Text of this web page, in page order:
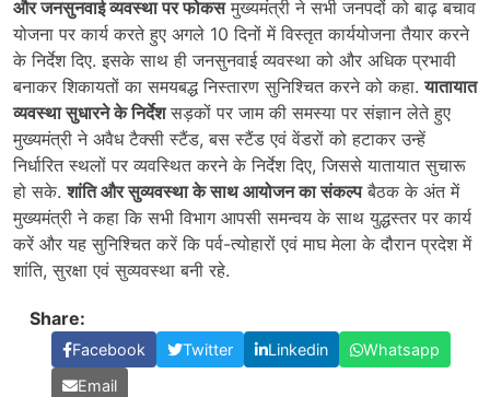
और जनसुनवाई व्यवस्था पर फोकसमुख्यमंत्री ने सभी जनपदों को बाढ़ बचाव
योजना पर कार्य करते हुए अगले 10 दिनों में विस्तृत कार्ययोजना तैयार करने
के निर्देश दिए. इसके साथ ही जनसुनवाई व्यवस्था को और अधिक प्रभावी
बनाकर शिकायतों का समयबद्ध निस्तारण सुनिश्चित करने को कहा.यातायात
व्यवस्था सुधारने के निर्देशसड़कों पर जाम की समस्या पर संज्ञान लेते हुए
मुख्यमंत्री ने अवैध टैक्सी स्टैंड, बस स्टैंड एवं वेंडरों को हटाकर उन्हें
निर्धारित स्थलों पर व्यवस्थित करने के निर्देश दिए, जिससे यातायात सुचारू
हो सके.शांति और सुव्यवस्था के साथ आयोजन का संकल्पबैठक के अंत में
मुख्यमंत्री ने कहा कि सभी विभाग आपसी समन्वय के साथ युद्धस्तर पर कार्य
करें और यह सुनिश्चित करें कि पर्व-त्योहारों एवं माघ मेला के दौरान प्रदेश में
शांति, सुरक्षा एवं सुव्यवस्था बनी रहे.
Share:
Facebook Twitter Linkedin
Whatsapp
Email